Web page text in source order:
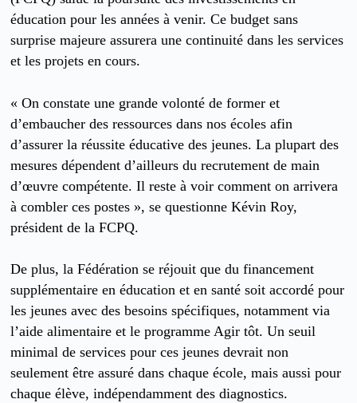
éducation pour les années à venir. Ce budget sans
surprise majeure assurera une continuité dans les services
et les projets en cours.
« On constate une grande volonté de former et
d’embaucher des ressources dans nos écoles afin
d’assurer la réussite éducative des jeunes. La plupart des
mesures dépendent d’ailleurs du recrutement de main
d’œuvre compétente. Il reste à voir comment on arrivera
à combler ces postes », se questionne Kévin Roy,
président de la FCPQ.
De plus, la Fédération se réjouit que du financement
supplémentaire en éducation et en santé soit accordé pour
les jeunes avec des besoins spécifiques, notamment via
l’aide alimentaire et le programme Agir tôt. Un seuil
minimal de services pour ces jeunes devrait non
seulement être assuré dans chaque école, mais aussi pour
chaque élève, indépendamment des diagnostics.